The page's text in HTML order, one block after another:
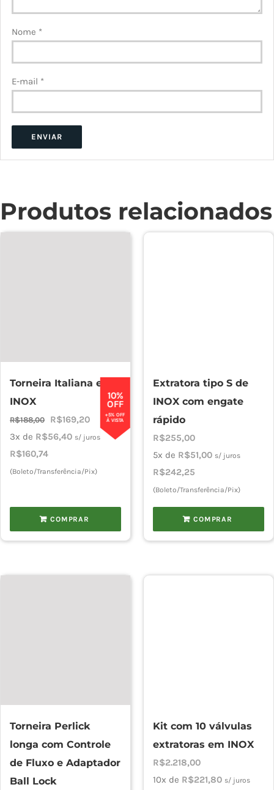
Nome *
E-mail *
Produtos relacionados
10%
OFF
+5% OFF
À VISTA
Torneira Italiana em
INOX
R$188,00
O
preço
era:
R$169,20O
preço
é:
3x de R$56,40 s/ juros
R$160,74
(Boleto/Transferência/Pix)
COMPRAR
Extratora tipo S de
INOX com engate
rápido
R$255,00
5x de R$51,00 s/ juros
R$242,25
(Boleto/Transferência/Pix)
COMPRAR
Torneira Perlick
longa com Controle
de Fluxo e Adaptador
Ball Lock
Kit com 10 válvulas
extratoras em INOX
R$2.218,00
10x de R$221,80 s/ juros